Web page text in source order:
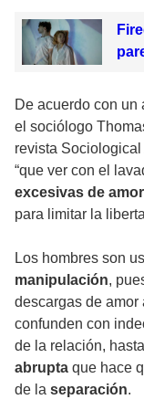
De acuerdo con un
el sociólogo
revista
“que ver con el
excesivas de amor
para limitar la
Los hombres son
manipulación,
descargas de
confunden con
de la relación,
abrupta que hace
de la separación.